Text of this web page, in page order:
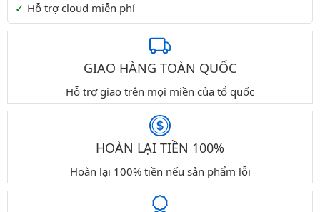
Hỗ trợ cloud miễn phí
GIAO HÀNG TOÀN QUỐC
Hỗ trợ giao trên mọi miền của tổ quốc
HOÀN LẠI TIỀN 100%
Hoàn lại 100% tiền nếu sản phẩm lỗi